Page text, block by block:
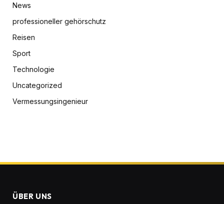
News
professioneller gehörschutz
Reisen
Sport
Technologie
Uncategorized
Vermessungsingenieur
ÜBER UNS